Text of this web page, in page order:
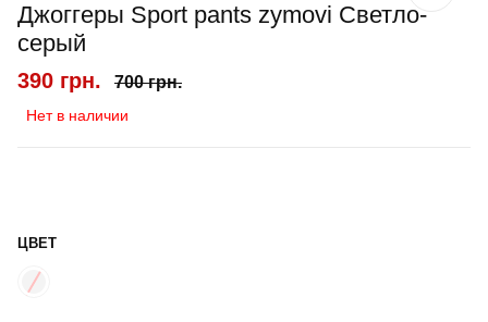
Джоггеры Sport pants zymovi Светло-
серый
390 грн. 700 грн.
Нет в наличии
ЦВЕТ